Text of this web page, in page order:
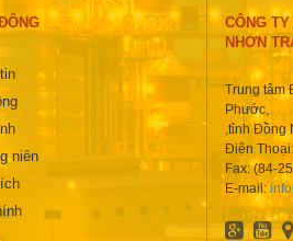
niên
CÔNG
NHƠN
Trung tâm
Phước,
,tỉnh Đồng
Điện
Fax: (84-
E-mail: